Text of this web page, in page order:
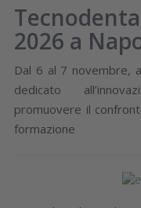
2026 a
Dal 6 al 7 novembre,
dedicato
promuovere il
formazione